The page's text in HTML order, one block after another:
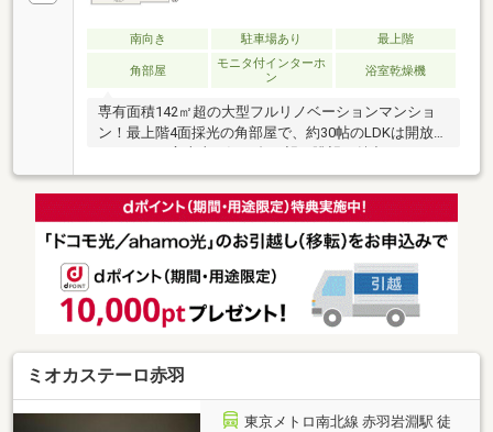
南向き 駐車場あり 最上階
角部屋
モニタ付インターホ
ン
浴室乾燥機
専有面積142㎡超の大型フルリノベーションマンショ
ン！最上階4面採光の角部屋で、約30帖のLDKは開放感
WIC・SIC・ユーティリティルームを備え、収納力と使
いやすさも充実。キッチン、浴室、洗面台、トイレな
ど水回りも一新し、気持ちよく新生活を始められます
♪平置き専用駐車場付きで、周辺には小学校、幼稚
やすい住環境。辻堂駅・茅ヶ崎駅方面へもアクセスし
やすく、湘南らしいゆとりある毎日を楽しめる一邸で
す！現地にて実際の広さと眺望を体感できます。ぜひ
ミオカステーロ赤羽
東京メトロ南北線 赤羽岩淵駅 徒